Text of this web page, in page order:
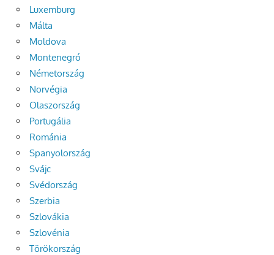
Luxemburg
Málta
Moldova
Montenegró
Németország
Norvégia
Olaszország
Portugália
Románia
Spanyolország
Svájc
Svédország
Szerbia
Szlovákia
Szlovénia
Törökország